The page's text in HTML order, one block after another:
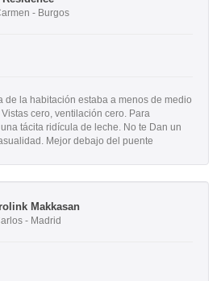
- Burgos
de la habitación estaba a menos de medio
cero, ventilación cero. Para
tácita ridícula de leche. No te Dan un
Mejor debajo del puente
Makkasan
- Madrid